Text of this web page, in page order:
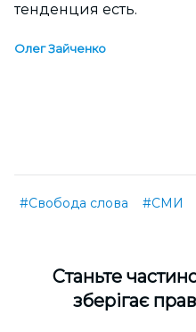
тенденция есть.
Олег Зайченко
#Свобода слова #СМИ
Cтаньте
зберігає